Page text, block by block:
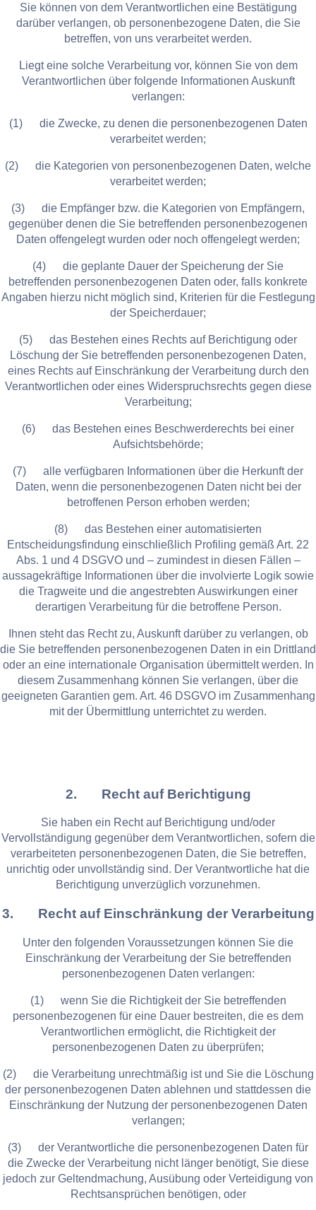
Sie können von dem Verantwortlichen eine Bestätigung
darüber verlangen, ob personenbezogene Daten, die Sie
betreffen, von uns verarbeitet werden.
Liegt eine solche Verarbeitung vor, können Sie von dem
Verantwortlichen über folgende Informationen Auskunft
verlangen:
(1) die Zwecke, zu denen die personenbezogenen Daten
verarbeitet werden;
(2) die Kategorien von personenbezogenen Daten, welche
verarbeitet werden;
(3) die Empfänger bzw. die Kategorien von Empfängern,
gegenüber denen die Sie betreffenden personenbezogenen
Daten offengelegt wurden oder noch offengelegt werden;
(4) die geplante Dauer der Speicherung der Sie
betreffenden personenbezogenen Daten oder, falls konkrete
Angaben hierzu nicht möglich sind, Kriterien für die Festlegung
der Speicherdauer;
(5) das Bestehen eines Rechts auf Berichtigung oder
Löschung der Sie betreffenden personenbezogenen Daten,
eines Rechts auf Einschränkung der Verarbeitung durch den
Verantwortlichen oder eines Widerspruchsrechts gegen diese
Verarbeitung;
(6) das Bestehen eines Beschwerderechts bei einer
Aufsichtsbehörde;
(7) alle verfügbaren Informationen über die Herkunft der
Daten, wenn die personenbezogenen Daten nicht bei der
betroffenen Person erhoben werden;
(8) das Bestehen einer automatisierten
Entscheidungsfindung einschließlich Profiling gemäß Art. 22
Abs. 1 und 4 DSGVO und – zumindest in diesen Fällen –
aussagekräftige Informationen über die involvierte Logik sowie
die Tragweite und die angestrebten Auswirkungen einer
derartigen Verarbeitung für die betroffene Person.
Ihnen steht das Recht zu, Auskunft darüber zu verlangen, ob
die Sie betreffenden personenbezogenen Daten in ein Drittland
oder an eine internationale Organisation übermittelt werden. In
diesem Zusammenhang können Sie verlangen, über die
geeigneten Garantien gem. Art. 46 DSGVO im Zusammenhang
mit der Übermittlung unterrichtet zu werden.
2. Recht auf Berichtigung
Sie haben ein Recht auf Berichtigung und/oder
Vervollständigung gegenüber dem Verantwortlichen, sofern die
verarbeiteten personenbezogenen Daten, die Sie betreffen,
unrichtig oder unvollständig sind. Der Verantwortliche hat die
Berichtigung unverzüglich vorzunehmen.
3. Recht auf Einschränkung der Verarbeitung
Unter den folgenden Voraussetzungen können Sie die
Einschränkung der Verarbeitung der Sie betreffenden
personenbezogenen Daten verlangen:
(1) wenn Sie die Richtigkeit der Sie betreffenden
personenbezogenen für eine Dauer bestreiten, die es dem
Verantwortlichen ermöglicht, die Richtigkeit der
personenbezogenen Daten zu überprüfen;
(2) die Verarbeitung unrechtmäßig ist und Sie die Löschung
der personenbezogenen Daten ablehnen und stattdessen die
Einschränkung der Nutzung der personenbezogenen Daten
verlangen;
(3) der Verantwortliche die personenbezogenen Daten für
die Zwecke der Verarbeitung nicht länger benötigt, Sie diese
jedoch zur Geltendmachung, Ausübung oder Verteidigung von
Rechtsansprüchen benötigen, oder